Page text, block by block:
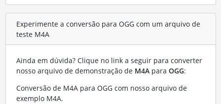
Experimente a conversão para OGG com um arquivo de
teste M4A
Ainda em dúvida? Clique no link a seguir para converter
nosso arquivo de demonstração de M4Apara OGG:
Conversão de M4A para OGG com nosso arquivo de
exemplo M4A.